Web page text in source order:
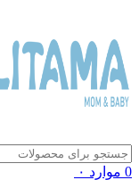
0 موارد ۰